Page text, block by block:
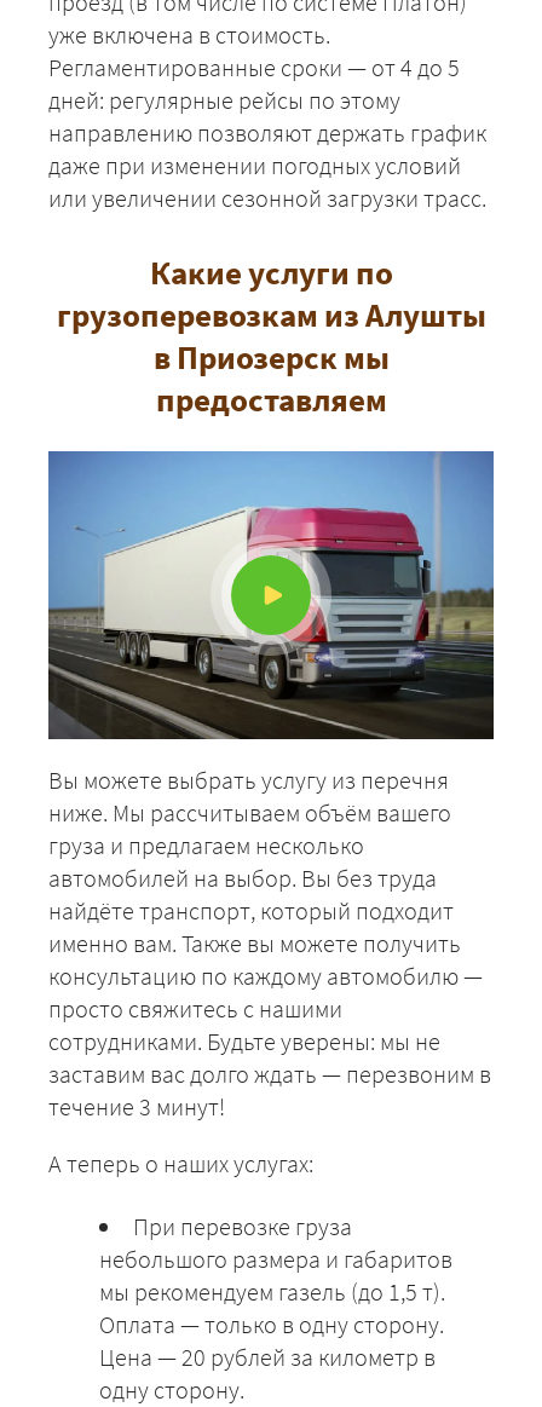
уже включена в стоимость.
Регламентированные сроки — от 4 до 5
дней: регулярные рейсы по этому
направлению позволяют держать график
даже при изменении погодных условий
или увеличении сезонной загрузки трасс.
Какие услуги по
грузоперевозкам из Алушты
в Приозерск мы
предоставляем
Вы можете выбрать услугу из перечня
ниже. Мы рассчитываем объём вашего
груза и предлагаем несколько
автомобилей на выбор. Вы без труда
найдёте транспорт, который подходит
именно вам. Также вы можете получить
консультацию по каждому автомобилю —
просто свяжитесь с нашими
сотрудниками. Будьте уверены: мы не
заставим вас долго ждать — перезвоним в
течение 3 минут!
А теперь о наших услугах:
При перевозке груза
небольшого размера и габаритов
мы рекомендуем газель (до 1,5 т).
Оплата — только в одну сторону.
Цена — 20 рублей за километр в
одну сторону.
+7 (499) 520-05-23
ЗАКАЗАТЬ